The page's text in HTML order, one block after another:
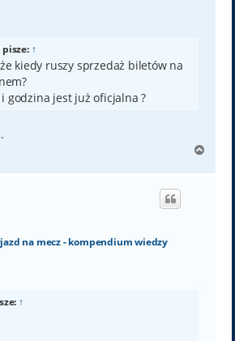
pisze: ↑
kiedy ruszy sprzedaż biletów na
godzina jest już oficjalna ?
g
na mecz - kompendium wiedzy
↑